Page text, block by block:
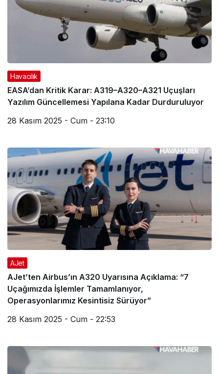
Havacılık
EASA’dan Kritik Karar: A319–A320–A321 Uçuşları
Yazılım Güncellemesi Yapılana Kadar Durduruluyor
28 Kasım 2025 - Cum - 23:10
AJet
AJet’ten Airbus’ın A320 Uyarısına Açıklama: “7
Uçağımızda İşlemler Tamamlanıyor,
Operasyonlarımız Kesintisiz Sürüyor”
28 Kasım 2025 - Cum - 22:53